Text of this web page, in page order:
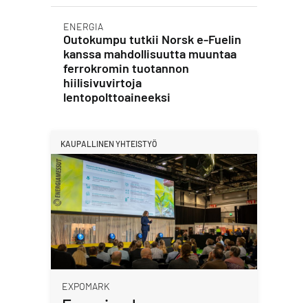
ENERGIA
Outokumpu tutkii Norsk e-Fuelin
kanssa mahdollisuutta muuntaa
ferrokromin tuotannon
hiilisivuvirtoja
lentopolttoaineeksi
KAUPALLINEN YHTEISTYÖ
EXPOMARK